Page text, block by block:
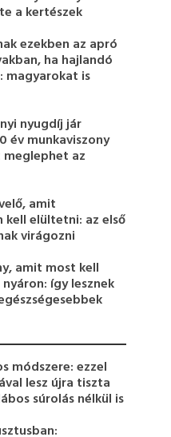
a kertészek
ezekben az apró
ha hajlandó
magyarokat is
nyugdíj jár
év munkaviszony
az
amit
kell elültetni: az első
virágozni
amit most kell
így lesznek
módszere: ezzel
lesz újra tiszta
súrolás nélkül is